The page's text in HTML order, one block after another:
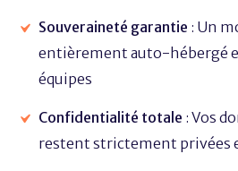
Souveraineté garantie : Un
entièrement auto-hébergé
équipes
Confidentialité totale : Vos
restent strictement privées